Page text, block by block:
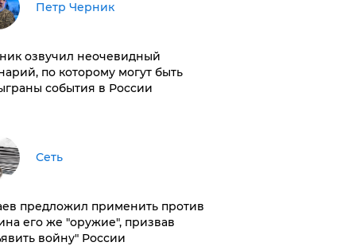
Петр Черник
озвучил неочевидный
по которому могут быть
события в России
Сеть
предложил применить против
его же "оружие", призвав
войну" России